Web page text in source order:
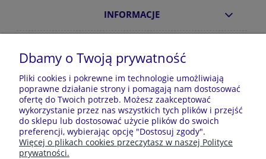
INFORMACJE
O NAS
Sklep z piżamami Kraina Piżam | Plac Zwycięstwa 7, 28-
100 Busko-Zdrój | E-mail: krainapizam@gmail.com | Tel.
602 809 945 | NIP: 6551814701 | REGON: 528344498
Dbamy o Twoją prywatność
Pliki cookies i pokrewne im technologie umożliwiają
poprawne działanie strony i pomagają nam dostosować
ofertę do Twoich potrzeb. Możesz zaakceptować
wykorzystanie przez nas wszystkich tych plików i przejść
do sklepu lub dostosować użycie plików do swoich
preferencji, wybierając opcję "Dostosuj zgody".
Więcej o plikach cookies przeczytasz w naszej Polityce
prywatności.